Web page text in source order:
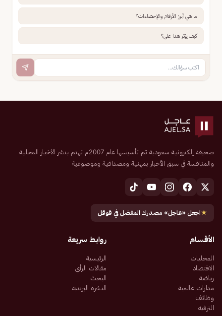
ما هي أبرز الأرقام والإحصاءات؟
كيف يؤثر هذا علي؟
صحيفة إلكترونية سعودية تم تأسيسها عام 2007م تهتم بنشر الأخبار المحلية
والمنافسة في سبق الأخبار بمهنية ومصداقية وموضوعية
★اجعل «عاجل» مصدرك المفضل في قوقل
الأقسام
المحليات
الاقتصاد
رياضة
مدارات عالمية
وظائف
الترفيه
روابط سريعة
الرئيسية
مقالات الرأي
البحث
النشرة البريدية